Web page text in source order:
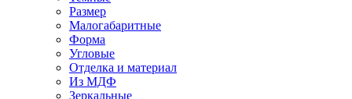
Размер
Малогабаритные
Форма
Угловые
Отделка и материал
Из МДФ
Зеркальные